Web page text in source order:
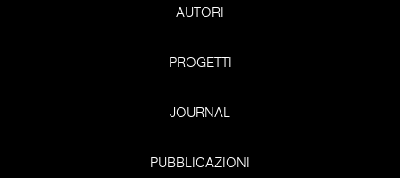
AUTORI
PROGETTI
JOURNAL
PUBBLICAZIONI